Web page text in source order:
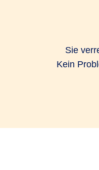
Sie
Kein